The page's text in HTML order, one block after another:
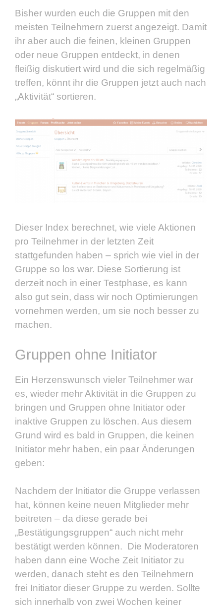
Bisher wurden euch die Gruppen mit den
meisten Teilnehmern zuerst angezeigt. Damit
ihr aber auch die feinen, kleinen Gruppen
oder neue Gruppen entdeckt, in denen
fleißig diskutiert wird und die sich regelmäßig
treffen, könnt ihr die Gruppen jetzt auch nach
„Aktivität“ sortieren.
Dieser Index berechnet, wie viele Aktionen
pro Teilnehmer in der letzten Zeit
stattgefunden haben – sprich wie viel in der
Gruppe so los war. Diese Sortierung ist
derzeit noch in einer Testphase, es kann
also gut sein, dass wir noch Optimierungen
vornehmen werden, um sie noch besser zu
machen.
Gruppen ohne Initiator
Ein Herzenswunsch vieler Teilnehmer war
es, wieder mehr Aktivität in die Gruppen zu
bringen und Gruppen ohne Initiator oder
inaktive Gruppen zu löschen. Aus diesem
Grund wird es bald in Gruppen, die keinen
Initiator mehr haben, ein paar Änderungen
geben:
Nachdem der Initiator die Gruppe verlassen
hat, können keine neuen Mitglieder mehr
beitreten – da diese gerade bei
„Bestätigungsgruppen“ auch nicht mehr
bestätigt werden können. Die Moderatoren
haben dann eine Woche Zeit Initiator zu
werden, danach steht es den Teilnehmern
frei Initiator dieser Gruppe zu werden. Sollte
sich innerhalb von zwei Wochen keiner